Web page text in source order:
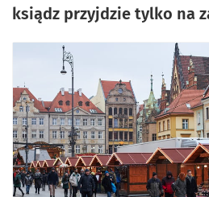
ksiądz przyjdzie tylko na